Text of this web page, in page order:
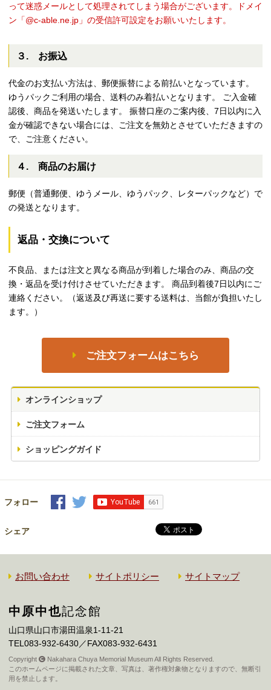
オンラインショップ
ご注文フォーム
ショッピングガイド
って迷惑メールとして処理されてしまう場合がございます。ドメイ
ン「@c-able.ne.jp」の受信許可設定をお願いいたします。
３. お振込
代金のお支払い方法は、郵便振替による前払いとなっています。
ゆうパックご利用の場合、送料のみ着払いとなります。 ご入金確
認後、商品を発送いたします。 振替口座のご案内後、7日以内に入
金が確認できない場合には、ご注文を無効とさせていただきますの
で、ご注意ください。
４. 商品のお届け
郵便（普通郵便、ゆうメール、ゆうパック、レターパックなど）で
の発送となります。
返品・交換について
不良品、または注文と異なる商品が到着した場合のみ、商品の交
換・返品を受け付けさせていただきます。 商品到着後7日以内にご
連絡ください。（返送及び再送に要する送料は、当館が負担いたし
ます。）
ご注文フォームはこちら
フォロー
シェア
お問い合わせ サイトポリシー サイトマップ
中原中也記念館
山口県山口市湯田温泉1-11-21
TEL083-932-6430／FAX083-932-6431
Copyright
Nakahara Chuya Memorial Museum All Rights Reserved.
このホームページに掲載された文章、写真は、著作権対象物となりますので、無断引
用を禁止します。